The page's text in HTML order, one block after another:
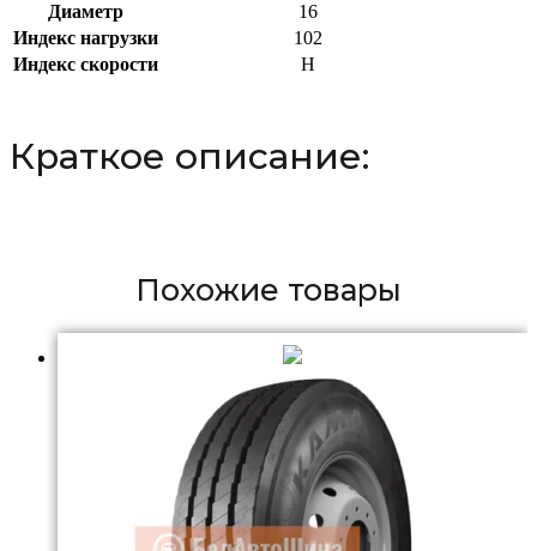
Диаметр
16
Индекс нагрузки
102
Индекс скорости
H
Краткое описание:
Похожие товары